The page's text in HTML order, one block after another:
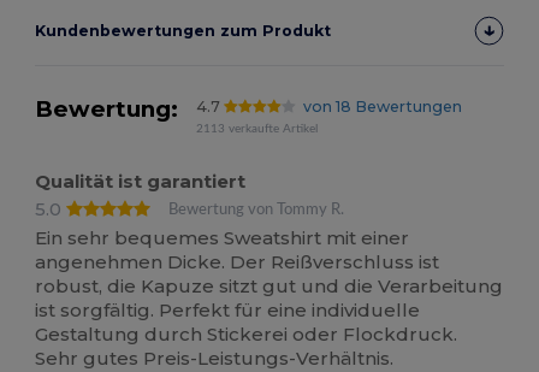
Kundenbewertungen zum Produkt
Bewertung: 4.7 von 18 Bewertungen
2113 verkaufte Artikel
Qualität ist garantiert
5.0
Bewertung von Tommy R.
Ein sehr bequemes Sweatshirt mit einer
angenehmen Dicke. Der Reißverschluss ist
robust, die Kapuze sitzt gut und die Verarbeitung
ist sorgfältig. Perfekt für eine individuelle
Gestaltung durch Stickerei oder Flockdruck.
Sehr gutes Preis-Leistungs-Verhältnis.